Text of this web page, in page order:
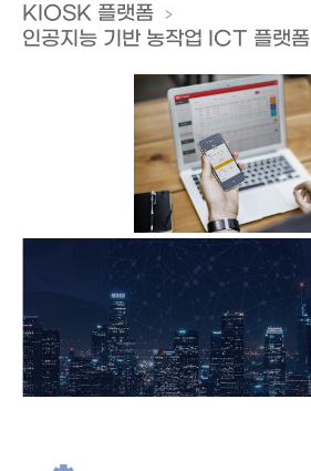
KIOSK 플랫폼
인공지능 기반 농작업 ICT 플랫폼